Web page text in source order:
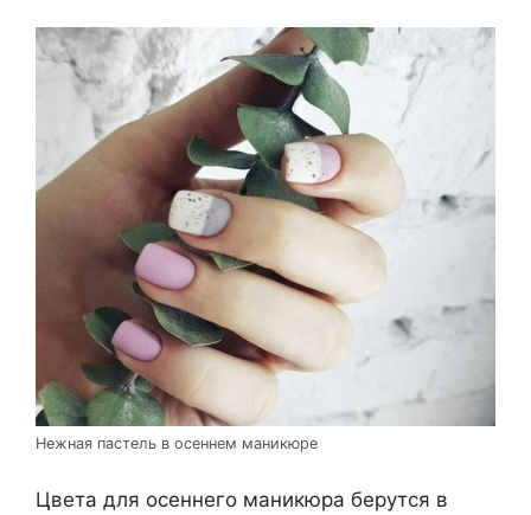
Нежная пастель в осеннем маникюре
Цвета для осеннего маникюра берутся в